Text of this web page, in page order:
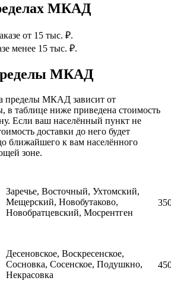
МКАД
от 15 тыс. ₽.
менее 15 тыс. ₽.
МКАД
пределы МКАД зависит от
в таблице ниже приведена стоимость
Если ваш населённый пункт не
доставки до него будет
ближайшего к вам населённого
зоне.
Заречье, Восточный, Ухтомский,
Мещерский, Новобутаково,
Новобратцевский, Мосрентген
Десеновское, Воскресенское,
Сосновка, Сосенское, Подушкно,
Некрасовка